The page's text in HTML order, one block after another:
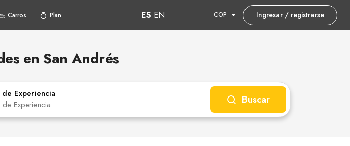
Carros Plan ES EN COP Ingresar / registrarse
en San Andrés
Experiencia Buscar